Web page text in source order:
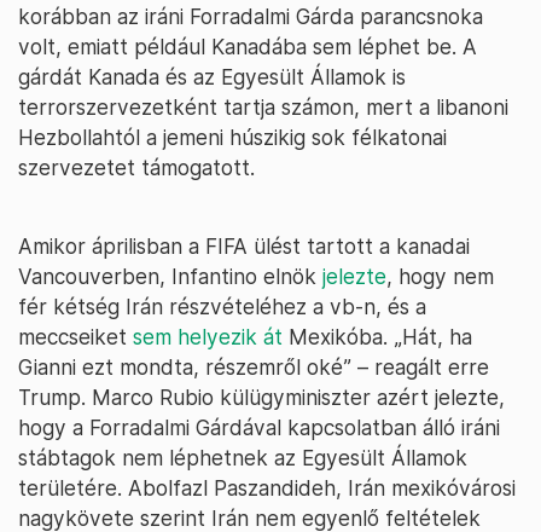
korábban az iráni Forradalmi Gárda parancsnoka
volt, emiatt például Kanadába sem léphet be. A
gárdát Kanada és az Egyesült Államok is
terrorszervezetként tartja számon, mert a libanoni
Hezbollahtól a jemeni húszikig sok félkatonai
szervezetet támogatott.
Amikor áprilisban a FIFA ülést tartott a kanadai
Vancouverben, Infantino elnök jelezte, hogy nem
fér kétség Irán részvételéhez a vb-n, és a
meccseiket sem helyezik át Mexikóba. „Hát, ha
Gianni ezt mondta, részemről oké” – reagált erre
Trump. Marco Rubio külügyminiszter azért jelezte,
hogy a Forradalmi Gárdával kapcsolatban álló iráni
stábtagok nem léphetnek az Egyesült Államok
területére. Abolfazl Paszandideh, Irán mexikóvárosi
nagykövete szerint Irán nem egyenlő feltételek